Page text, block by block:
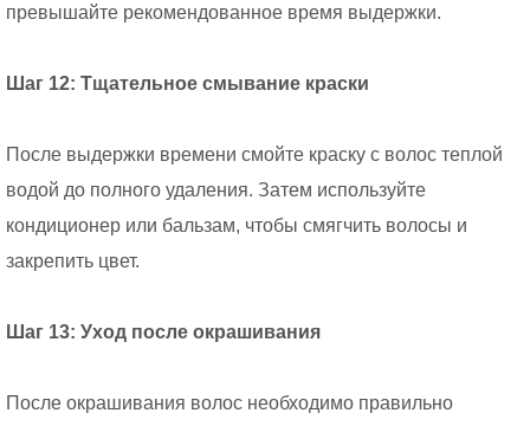
превышайте рекомендованное время выдержки.
Шаг 12: Тщательное смывание краски
После выдержки времени смойте краску с волос теплой
водой до полного удаления. Затем используйте
кондиционер или бальзам, чтобы смягчить волосы и
закрепить цвет.
Шаг 13: Уход после окрашивания
После окрашивания волос необходимо правильно